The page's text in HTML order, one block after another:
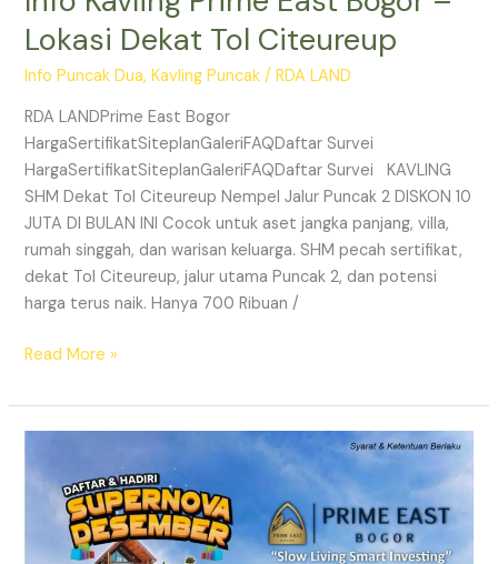
Lokasi Dekat Tol Citeureup
Info Puncak Dua,Kavling Puncak /RDA LAND
RDA LANDPrime East Bogor
HargaSertifikatSiteplanGaleriFAQDaftar Survei
HargaSertifikatSiteplanGaleriFAQDaftar Survei KAVLING
SHM Dekat Tol Citeureup Nempel Jalur Puncak 2 DISKON 10
JUTA DI BULAN INI Cocok untuk aset jangka panjang, villa,
rumah singgah, dan warisan keluarga. SHM pecah sertifikat,
dekat Tol Citeureup, jalur utama Puncak 2, dan potensi
harga terus naik. Hanya 700 Ribuan /
Read More »
Prime
East
Bogor